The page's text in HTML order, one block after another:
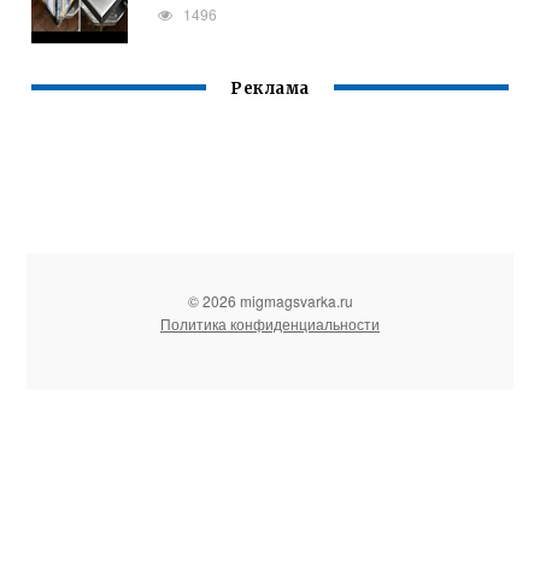
1496
Реклама
© 2026 migmagsvarka.ru
Политика конфиденциальности